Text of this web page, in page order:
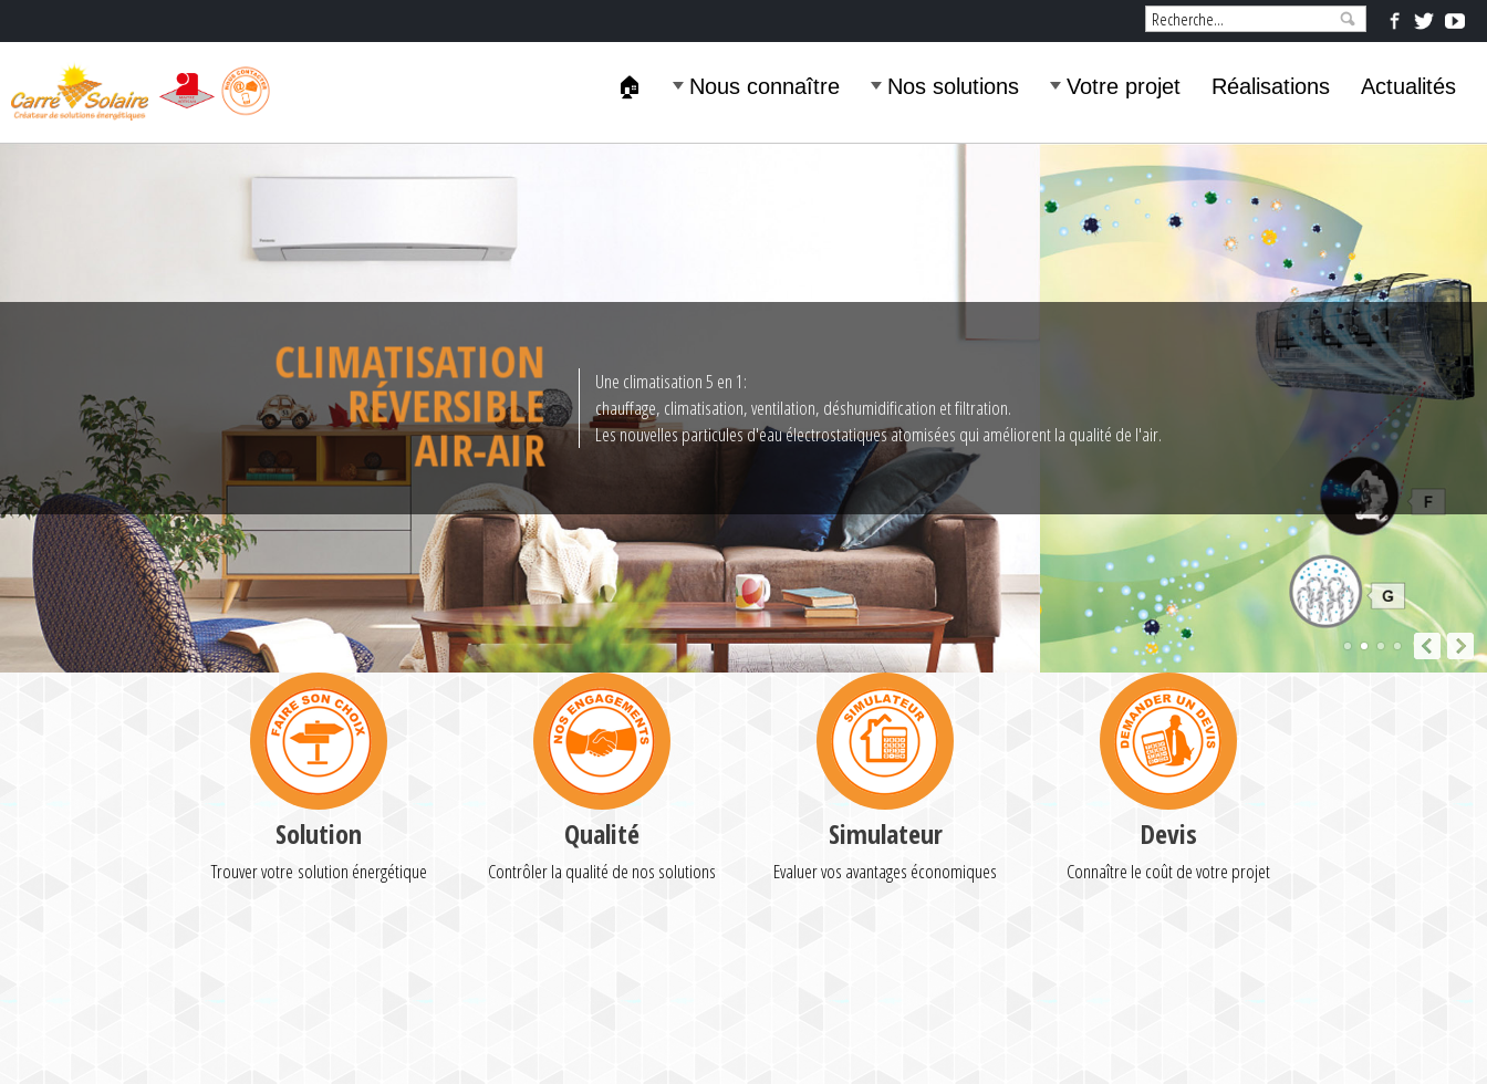
🏠 Nous connaître Nos solutions Votre projet Réalisations Actualités
CLIMATISATION
RÉVERSIBLE
AIR-AIR
Une climatisation 5 en 1:
chauffage, climatisation, ventilation, déshumidification et filtration.
Les nouvelles particules d'eau électrostatiques atomisées qui améliorent la qualité de l'air.
Solution
Trouver votre solution énergétique
Qualité
Contrôler la qualité de nos solutions
Simulateur
Evaluer vos avantages économiques
Devis
Connaître le coût de votre projet